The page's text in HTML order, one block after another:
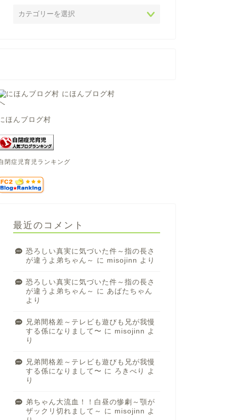
ほんブログ村
閉症児育児ランキング
最近のコメント
恐ろしい真実に気づいた件～指の長さ
が違うよ弟ちゃん～
に misojinn より
恐ろしい真実に気づいた件～指の長さ
が違うよ弟ちゃん～
に あばたちゃん
より
兄弟間格差～テレビも遊びも兄が我慢
する係になりまして〜 に misojinn よ
り
兄弟間格差～テレビも遊びも兄が我慢
する係になりまして〜 に ろきべり
よ
り
弟ちゃん大流血！！白昼の惨劇～顎が
ザックリ切れまして～
に misojinn よ